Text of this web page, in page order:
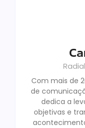
Com mais de
de
dedica a
objetivas e